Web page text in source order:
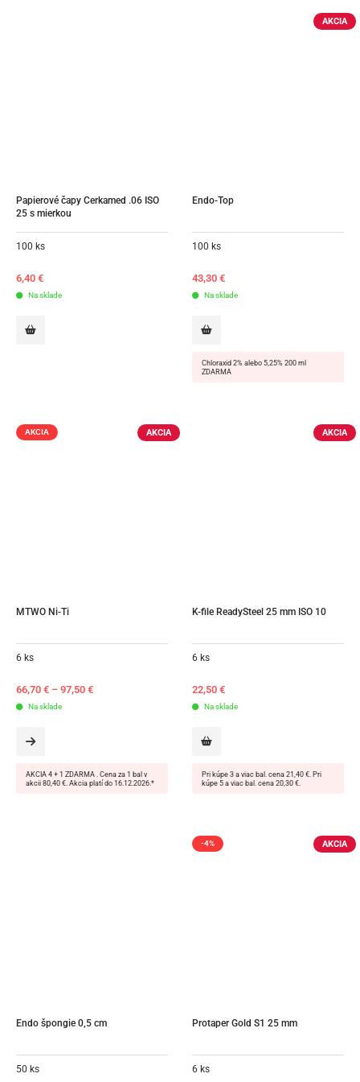
Papierové čapy Cerkamed .06 ISO
25 s mierkou
100 ks
6,40 €
Na sklade
AKCIA
Endo-Top
100 ks
43,30 €
Na sklade
Chloraxid 2% alebo 5,25% 200 ml
ZDARMA
AKCIA
AKCIA
MTWO Ni-Ti
6 ks
66,70 € – 97,50 €
Na sklade
AKCIA 4 + 1 ZDARMA . Cena za 1 bal v
akcii 80,40 €. Akcia platí do 16.12.2026.*
AKCIA
K-file ReadySteel 25 mm ISO 10
6 ks
22,50 €
Na sklade
Pri kúpe 3 a viac bal. cena 21,40 €. Pri
kúpe 5 a viac bal. cena 20,30 €.
Endo špongie 0,5 cm
50 ks
AKCIA
-4%
Protaper Gold S1 25 mm
6 ks